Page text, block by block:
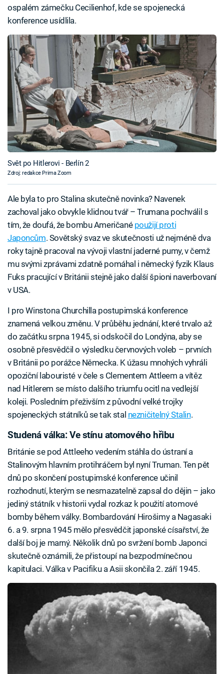
ospalém zámečku Cecilienhof, kde se spojenecká
konference usídlila.
Svět po Hitlerovi - Berlín 2
Zdroj: redakce Prima Zoom
Ale byla to pro Stalina skutečně novinka? Navenek
zachoval jako obvykle klidnou tvář – Trumana pochválil s
tím, že doufá, že bombu Američané použijí proti
Japoncům. Sovětský svaz ve skutečnosti už nejméně dva
roky tajně pracoval na vývoji vlastní jaderné pumy, v čemž
mu svými zprávami zdatně pomáhal i německý fyzik Klaus
Fuks pracující v Británii stejně jako další špioni naverbovaní
v USA.
I pro Winstona Churchilla postupimská konference
znamená velkou změnu. V průběhu jednání, které trvalo až
do začátku srpna 1945, si odskočil do Londýna, aby se
osobně přesvědčil o výsledku červnových voleb – prvních
v Británii po porážce Německa. K úžasu mnohých vyhráli
opoziční labouristé v čele s Clementem Attleem a vítěz
nad Hitlerem se místo dalšího triumfu ocitl na vedlejší
koleji. Posledním přeživším z původní velké trojky
spojeneckých státníků se tak stal nezničitelný Stalin.
Studená válka: Ve stínu atomového hřibu
Británie se pod Attleeho vedením stáhla do ústraní a
Stalinovým hlavním protihráčem byl nyní Truman. Ten pět
dnů po skončení postupimské konference učinil
rozhodnutí, kterým se nesmazatelně zapsal do dějin – jako
jediný státník v historii vydal rozkaz k použití atomové
bomby během války. Bombardování Hirošimy a Nagasaki
6. a 9. srpna 1945 mělo přesvědčit japonské císařství, že
další boj je marný. Několik dnů po svržení bomb Japonci
skutečně oznámili, že přistoupí na bezpodmínečnou
kapitulaci. Válka v Pacifiku a Asii skončila 2. září 1945.